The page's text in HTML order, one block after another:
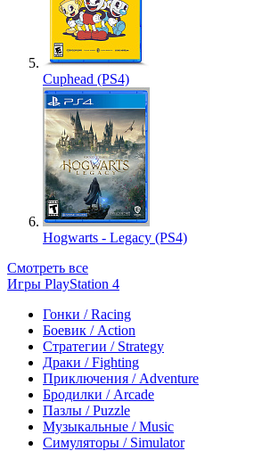
Cuphead (PS4)
Hogwarts - Legacy (PS4)
Смотреть все
Игры PlayStation 4
Гонки / Racing
Боевик / Action
Стратегии / Strategy
Драки / Fighting
Приключения / Adventure
Бродилки / Arcade
Пазлы / Puzzle
Музыкальные / Music
Симуляторы / Simulator